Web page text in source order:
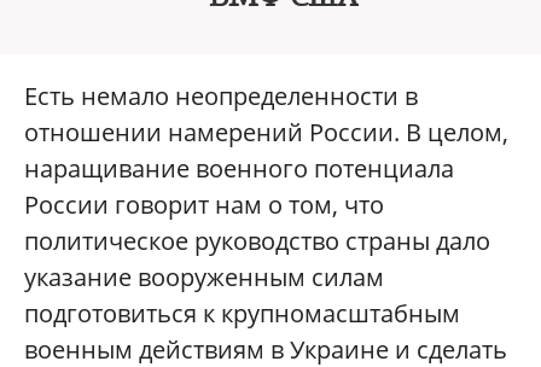
Есть немало неопределенности в
отношении намерений России. В целом,
наращивание военного потенциала
России говорит нам о том, что
политическое руководство страны дало
указание вооруженным силам
подготовиться к крупномасштабным
военным действиям в Украине и сделать